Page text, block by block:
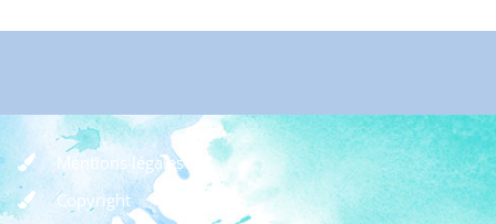
Mentions légales
Copyright